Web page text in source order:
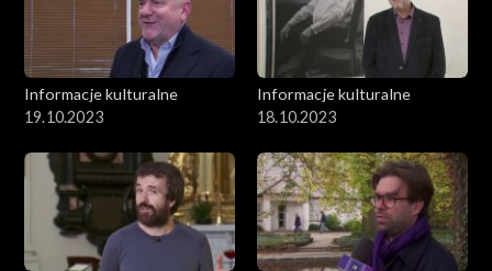
Informacje kulturalne
19.10.2023
Informacje kulturalne
18.10.2023